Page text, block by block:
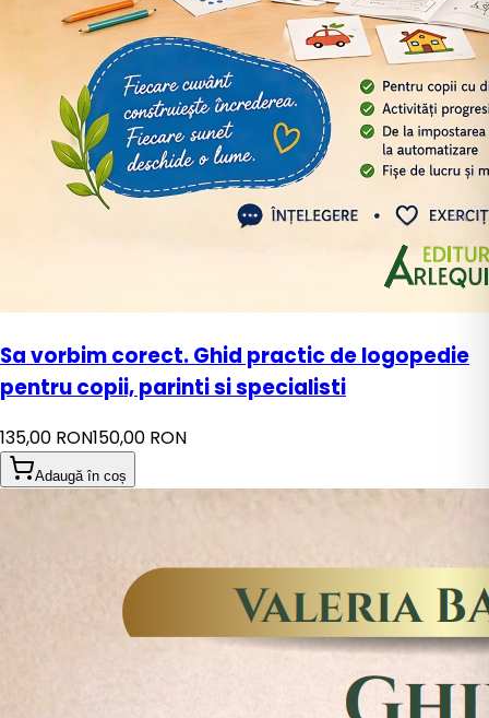
Sa vorbim corect. Ghid practic de logopedie
pentru copii, parinti si specialisti
135,00 RON150,00 RON
Adaugă în coș